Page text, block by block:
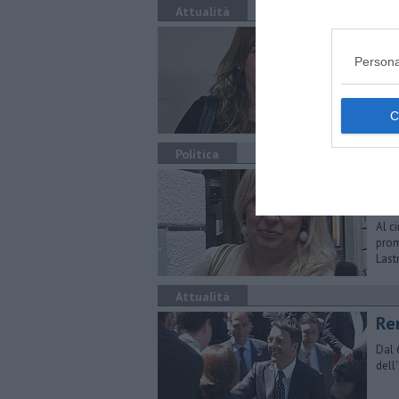
Attualità
Politica
Al
Attualità
Dal